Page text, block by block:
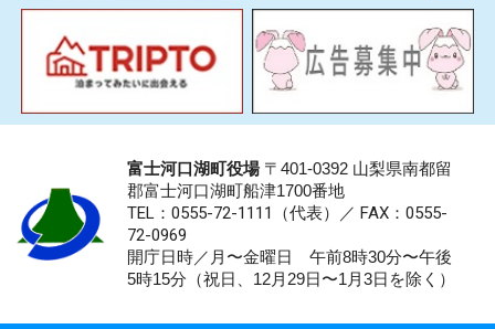
富士河口湖町役場〒401-0392 山梨県南都留
郡富士河口湖町船津1700番地
TEL：0555-72-1111 （代表）／ FAX：0555-
72-0969
開庁日時／月〜金曜日 午前8時30分〜午後
5時15分（祝日、12月29日〜1月3日を除く）